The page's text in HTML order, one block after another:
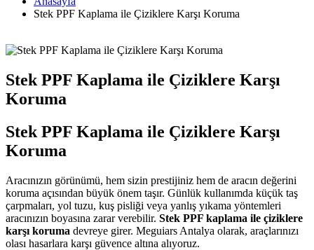
Stek PPF Kaplama ile Çiziklere Karşı Koruma
Stek PPF Kaplama ile Çiziklere Karşı
Koruma
Stek PPF Kaplama ile Çiziklere Karşı
Koruma
Aracınızın görünümü, hem sizin prestijiniz hem de aracın değerini
koruma açısından büyük önem taşır. Günlük kullanımda küçük taş
çarpmaları, yol tuzu, kuş pisliği veya yanlış yıkama yöntemleri
aracınızın boyasına zarar verebilir. Stek PPF kaplama ile çiziklere
karşı koruma devreye girer. Meguiars Antalya olarak, araçlarınızı
olası hasarlara karşı güvence altına alıyoruz.